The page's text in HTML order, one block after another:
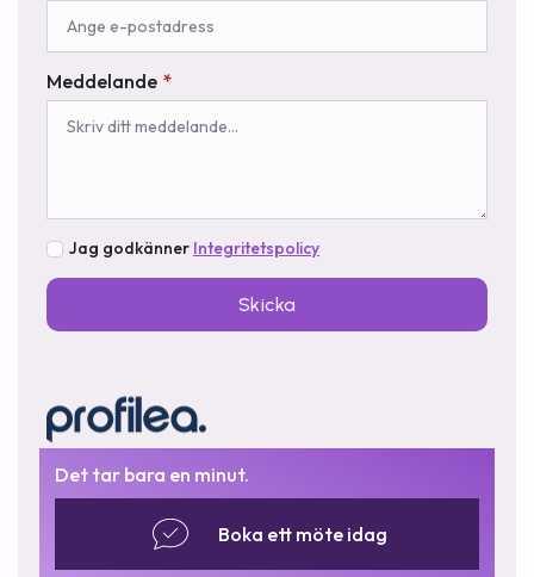
Det tar bara en minut.
Boka ett möte idag
Meddelande *
Jag godkänner Integritetspolicy
Skicka